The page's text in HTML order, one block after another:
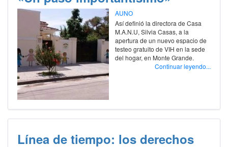
AUNO
Así definió la directora de Casa
M.A.N.U, Silvia Casas, a la
apertura de un nuevo espacio de
testeo gratuito de VIH en la sede
del hogar, en Monte Grande.
Continuar leyendo...
Línea de tiempo: los derechos